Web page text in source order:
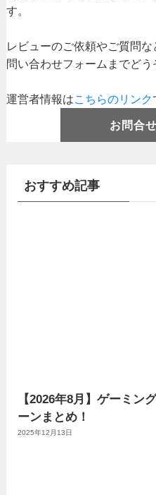
す。
レビューのご依頼やご質問
問い合わせフォームまでどう
運営者情報はこちらのリンク
お問合
おすすめ記事
【2026年8月】ゲーミン
ーンまとめ！
2025年12月13日